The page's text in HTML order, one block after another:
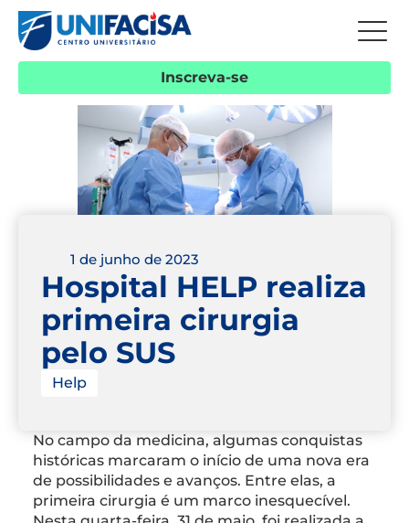
Inscreva-se
1 de junho de 2023
Hospital HELP realiza
primeira cirurgia
pelo SUS
Help
No campo da medicina, algumas conquistas
históricas marcaram o início de uma nova era
de possibilidades e avanços. Entre elas, a
primeira cirurgia é um marco inesquecível.